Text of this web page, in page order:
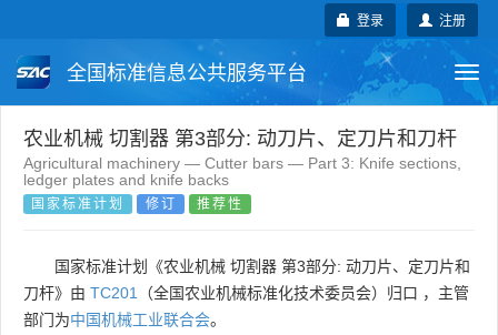
注册
登录
全国标准信息公共服务平台
国家标准 行业标准 地方标准
团体标准 企业标准
农业机械 切割器 第3部分: 动刀片、定刀片和刀杆
Agricultural machinery — Cutter bars — Part 3: Knife sections,
ledger plates and knife backs
国家标准计划 修订 推荐性
国家标准计划《农业机械 切割器 第3部分: 动刀片、定刀片和
刀杆》由 TC201
（全国农业机械标准化技术委员会）归口 ，主管
部门为中国机械工业联合会。